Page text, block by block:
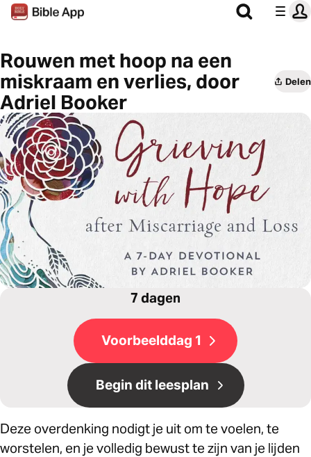
Rouwen met hoop na een
miskraam en verlies, door
Adriel Booker
Delen
7 dagen
Voorbeelddag 1
Begin dit leesplan
Deze overdenking nodigt je uit om te voelen, te
worstelen, en je volledig bewust te zijn van je lijden